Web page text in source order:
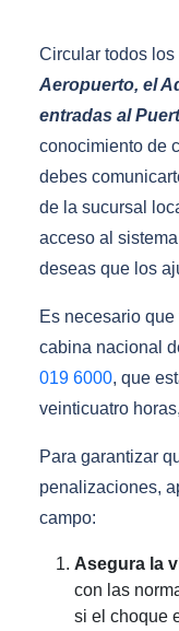
Circular todos los
Aeropuerto, el
entradas al
conocimiento de
debes
de la sucursal
acceso al
deseas que los
Es necesario
cabina nacional
019 6000, que
veinticuatro
Para garantizar
penalizaciones,
campo:
Asegura la
con las
si el choque